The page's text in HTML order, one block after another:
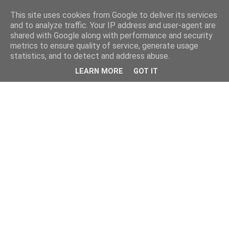
This site uses cookies from Google to deliver its services
and to analyze traffic. Your IP address and user-agent are
shared with Google along with performance and security
metrics to ensure quality of service, generate usage
statistics, and to detect and address abuse.
LEARN MORE GOT IT